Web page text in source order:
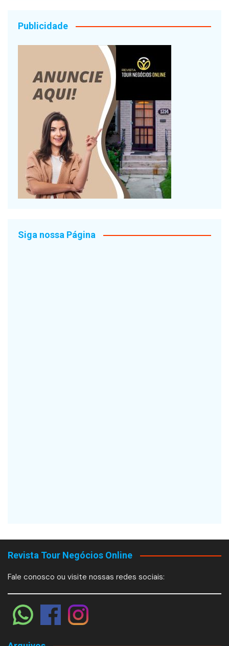
Publicidade
Siga nossa Página
Revista Tour Negócios Online
Fale conosco ou visite nossas redes sociais: